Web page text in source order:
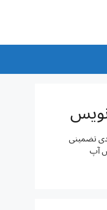
تضمینی
آپ